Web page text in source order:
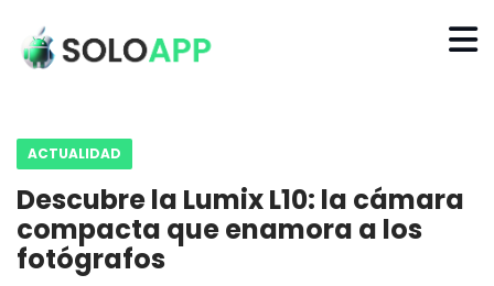
ACTUALIDAD
Descubre la Lumix L10: la cámara
compacta que enamora a los
fotógrafos